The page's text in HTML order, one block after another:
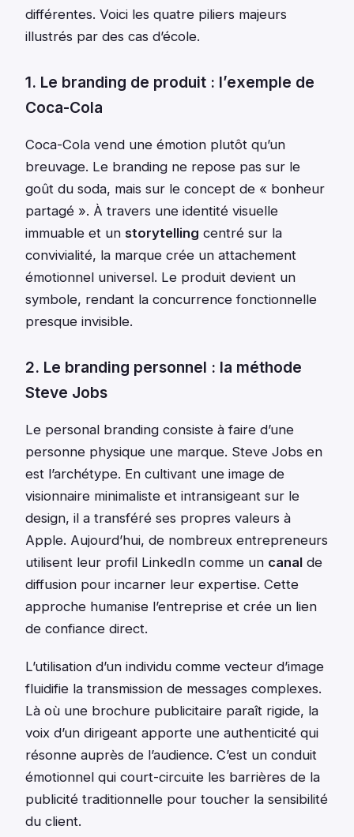
différentes. Voici les quatre piliers majeurs
illustrés par des cas d’école.
1. Le branding de produit : l’exemple de
Coca-Cola
Coca-Cola vend une émotion plutôt qu’un
breuvage. Le branding ne repose pas sur le
goût du soda, mais sur le concept de « bonheur
partagé ». À travers une identité visuelle
immuable et un storytelling centré sur la
convivialité, la marque crée un attachement
émotionnel universel. Le produit devient un
symbole, rendant la concurrence fonctionnelle
presque invisible.
2. Le branding personnel : la méthode
Steve Jobs
Le personal branding consiste à faire d’une
personne physique une marque. Steve Jobs en
est l’archétype. En cultivant une image de
visionnaire minimaliste et intransigeant sur le
design, il a transféré ses propres valeurs à
Apple. Aujourd’hui, de nombreux entrepreneurs
utilisent leur profil LinkedIn comme un canal de
diffusion pour incarner leur expertise. Cette
approche humanise l’entreprise et crée un lien
de confiance direct.
L’utilisation d’un individu comme vecteur d’image
fluidifie la transmission de messages complexes.
Là où une brochure publicitaire paraît rigide, la
voix d’un dirigeant apporte une authenticité qui
résonne auprès de l’audience. C’est un conduit
émotionnel qui court-circuite les barrières de la
publicité traditionnelle pour toucher la sensibilité
du client.